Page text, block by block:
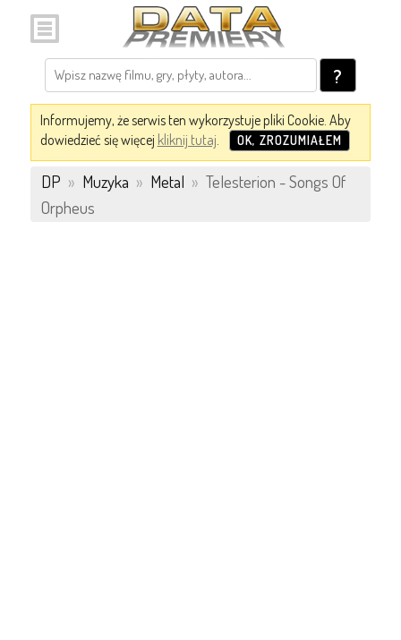
?
Informujemy, że serwis ten wykorzystuje pliki Cookie. Aby
dowiedzieć się więcej kliknij tutaj. OK, ZROZUMIAŁEM
DP » Muzyka » Metal » Telesterion - Songs Of
Orpheus